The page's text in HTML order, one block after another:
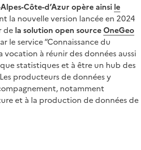
Côte-d’Azur opère ainsi le
la nouvelle version lancée en 2024
de la solution open sourceOneGeo
le service “Connaissance du
vocation à réunir des données aussi
statistiques et à être un hub des
producteurs de données y
notamment
et à la production de données de